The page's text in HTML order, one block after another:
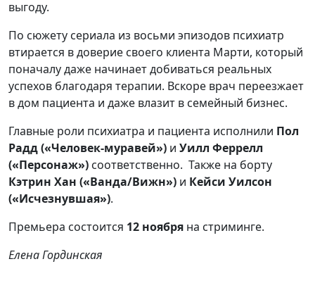
выгоду.
По сюжету сериала из восьми эпизодов психиатр
втирается в доверие своего клиента Марти, который
поначалу даже начинает добиваться реальных
успехов благодаря терапии. Вскоре врач переезжает
в дом пациента и даже влазит в семейный бизнес.
Главные роли психиатра и пациента исполнили Пол
Радд («Человек-муравей») и Уилл Феррелл
(«Персонаж») соответственно. Также на борту
Кэтрин Хан («Ванда/Вижн») и Кейси Уилсон
(«Исчезнувшая»).
Премьера состоится 12 ноября на стриминге.
Елена Гординская